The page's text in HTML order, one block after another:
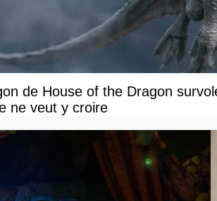
de House of the Dragon
ne veut y croire